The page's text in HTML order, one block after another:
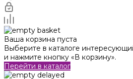
Ваша корзина пуста
Выберите в каталоге
и нажмите кнопку «В корзину».
Перейти в каталог